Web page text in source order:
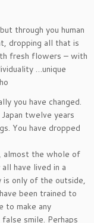
through you human
dropping all that is
fresh flowers – with
…unique
you have changed.
twelve years
You have dropped
almost the whole of
have lived in a
only of the outside,
been trained to
to make any
smile. Perhaps